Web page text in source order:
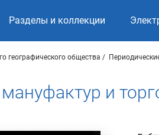
Разделы и коллекции
географического общества
и